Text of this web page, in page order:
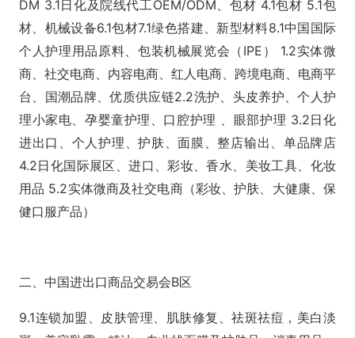
DM 3.1日化及院线代工OEM/ODM、包材 4.1包材 5.1包
材、机械设备6.1包材7.1绿色搭建、新型材料8.1中国国际
个人护理用品原料、包装机械展览会（IPE） 1.2实体微
商、社交电商、内容电商、红人电商、跨境电商、电商平
台、国潮品牌、优质供应链2.2洗护、头皮养护、个人护
理小家电、孕婴童护理、口腔护理 、眼部护理 3.2日化
进出口、个人护理、护肤、面膜、整店输出、单品牌店
4.2日化国际展区、进口、彩妆、香水、美妆工具、化妆
用品 5.2实体微商及社交电商（彩妆、护肤、大健康、保
健口服产品）
二、中国进出口商品交易会B区
9.1连锁加盟、皮肤管理、肌肤修复、祛斑祛痘，美白淡